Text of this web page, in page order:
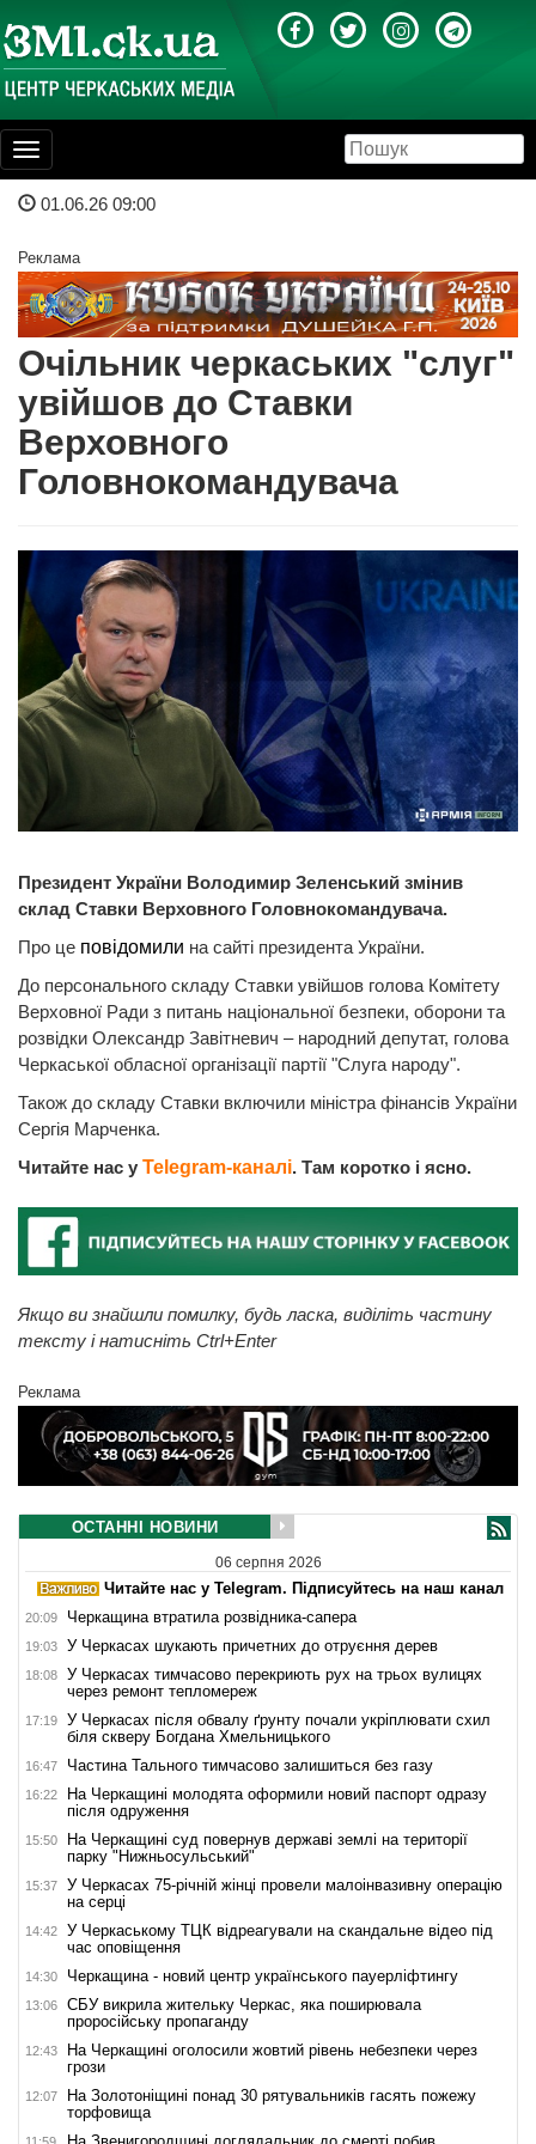
Toggle
navigation
01.06.26 09:00
Реклама
Очільник черкаських "слуг"
увійшов до Ставки
Верховного
Головнокомандувача
Президент України Володимир Зеленський змінив
склад Ставки Верховного Головнокомандувача.
Про це повідомили на сайті президента України.
До персонального складу Ставки увійшов голова Комітету
Верховної Ради з питань національної безпеки, оборони та
розвідки Олександр Завітневич – народний депутат, голова
Черкаської обласної організації партії "Слуга народу".
Також до складу Ставки включили міністра фінансів України
Сергія Марченка.
Читайте нас у Telegram-каналі. Там коротко і ясно.
Якщо ви знайшли помилку, будь ласка, виділіть частину
тексту і натисніть Ctrl+Enter
Реклама
ОСТАННІ НОВИНИ
06 серпня 2026
Читайте нас у Telegram. Підписуйтесь на наш канал
20:09 Черкащина втратила розвідника-сапера
19:03 У Черкасах шукають причетних до отруєння дерев
18:08
У Черкасах тимчасово перекриють рух на трьох вулицях
через ремонт тепломереж
17:19
У Черкасах після обвалу ґрунту почали укріплювати схил
біля скверу Богдана Хмельницького
16:47 Частина Тального тимчасово залишиться без газу
16:22
На Черкащині молодята оформили новий паспорт одразу
після одруження
15:50
На Черкащині суд повернув державі землі на території
парку "Нижньосульський"
15:37
У Черкасах 75-річній жінці провели малоінвазивну операцію
на серці
14:42
У Черкаському ТЦК відреагували на скандальне відео під
час оповіщення
14:30 Черкащина - новий центр українського пауерліфтингу
13:06
СБУ викрила жительку Черкас, яка поширювала
проросійську пропаганду
12:43
На Черкащині оголосили жовтий рівень небезпеки через
грози
12:07
На Золотоніщині понад 30 рятувальників гасять пожежу
торфовища